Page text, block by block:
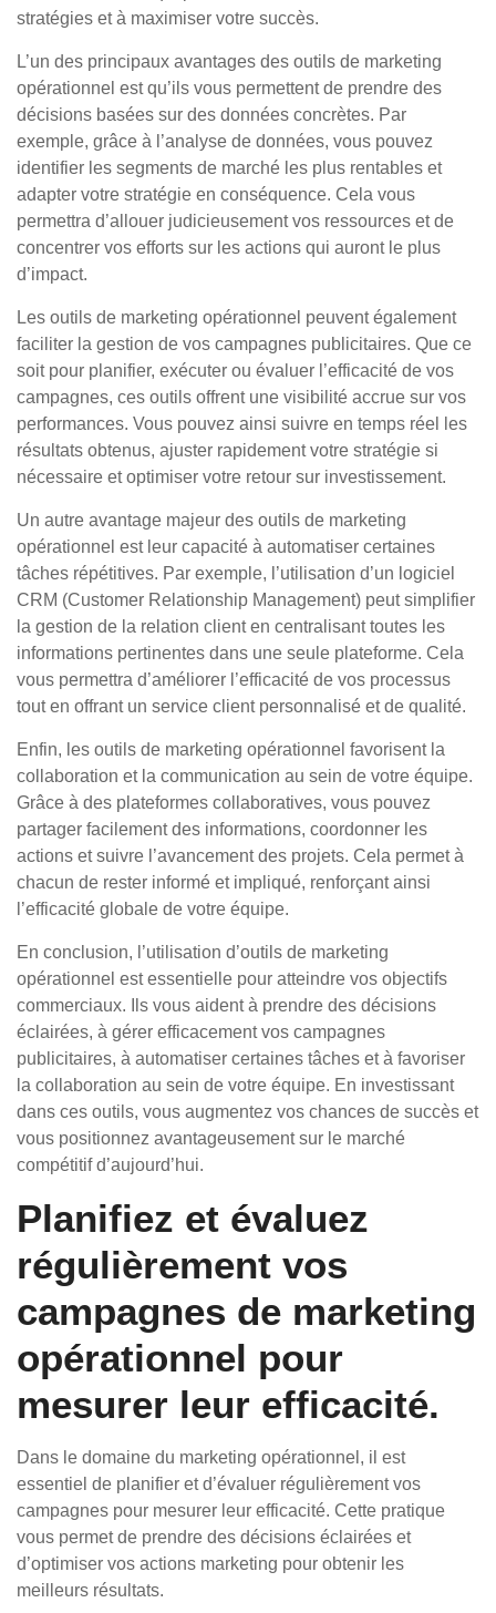
stratégies et à maximiser votre succès.
L’un des principaux avantages des outils de marketing
opérationnel est qu’ils vous permettent de prendre des
décisions basées sur des données concrètes. Par
exemple, grâce à l’analyse de données, vous pouvez
identifier les segments de marché les plus rentables et
adapter votre stratégie en conséquence. Cela vous
permettra d’allouer judicieusement vos ressources et de
concentrer vos efforts sur les actions qui auront le plus
d’impact.
Les outils de marketing opérationnel peuvent également
faciliter la gestion de vos campagnes publicitaires. Que ce
soit pour planifier, exécuter ou évaluer l’efficacité de vos
campagnes, ces outils offrent une visibilité accrue sur vos
performances. Vous pouvez ainsi suivre en temps réel les
résultats obtenus, ajuster rapidement votre stratégie si
nécessaire et optimiser votre retour sur investissement.
Un autre avantage majeur des outils de marketing
opérationnel est leur capacité à automatiser certaines
tâches répétitives. Par exemple, l’utilisation d’un logiciel
CRM (Customer Relationship Management) peut simplifier
la gestion de la relation client en centralisant toutes les
informations pertinentes dans une seule plateforme. Cela
vous permettra d’améliorer l’efficacité de vos processus
tout en offrant un service client personnalisé et de qualité.
Enfin, les outils de marketing opérationnel favorisent la
collaboration et la communication au sein de votre équipe.
Grâce à des plateformes collaboratives, vous pouvez
partager facilement des informations, coordonner les
actions et suivre l’avancement des projets. Cela permet à
chacun de rester informé et impliqué, renforçant ainsi
l’efficacité globale de votre équipe.
En conclusion, l’utilisation d’outils de marketing
opérationnel est essentielle pour atteindre vos objectifs
commerciaux. Ils vous aident à prendre des décisions
éclairées, à gérer efficacement vos campagnes
publicitaires, à automatiser certaines tâches et à favoriser
la collaboration au sein de votre équipe. En investissant
dans ces outils, vous augmentez vos chances de succès et
vous positionnez avantageusement sur le marché
compétitif d’aujourd’hui.
Planifiez et évaluez
régulièrement vos
campagnes de marketing
opérationnel pour
mesurer leur efficacité.
Dans le domaine du marketing opérationnel, il est
essentiel de planifier et d’évaluer régulièrement vos
campagnes pour mesurer leur efficacité. Cette pratique
vous permet de prendre des décisions éclairées et
d’optimiser vos actions marketing pour obtenir les
meilleurs résultats.